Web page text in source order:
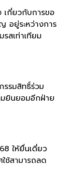
เกี่ยวกับการขอ
อยู่ระหว่างการ
สเท่าเทียม
รมสิทธิ์ร่วม
มยินยอมอีกฝ่าย
ให้ยื่นเดี่ยว
ช้สามารถลด